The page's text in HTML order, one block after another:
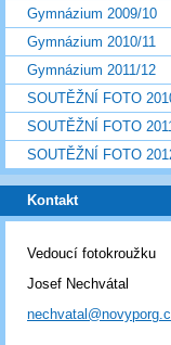
Gymnázium 2009/10
Gymnázium 2010/11
Gymnázium 2011/12
SOUTĚŽNÍ FOTO
SOUTĚŽNÍ FOTO
SOUTĚŽNÍ FOTO
Kontakt
Vedoucí fotokroužku
Josef Nechvátal